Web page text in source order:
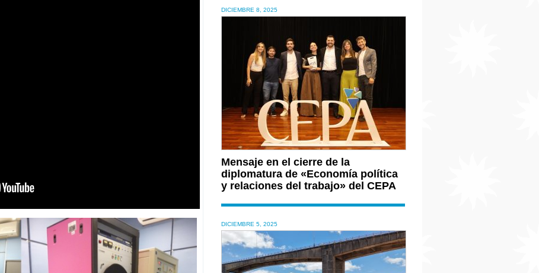
DICIEMBRE 8, 2025
Mensaje en el cierre de la
diplomatura de «Economía política
y relaciones del trabajo» del CEPA
DICIEMBRE 5, 2025